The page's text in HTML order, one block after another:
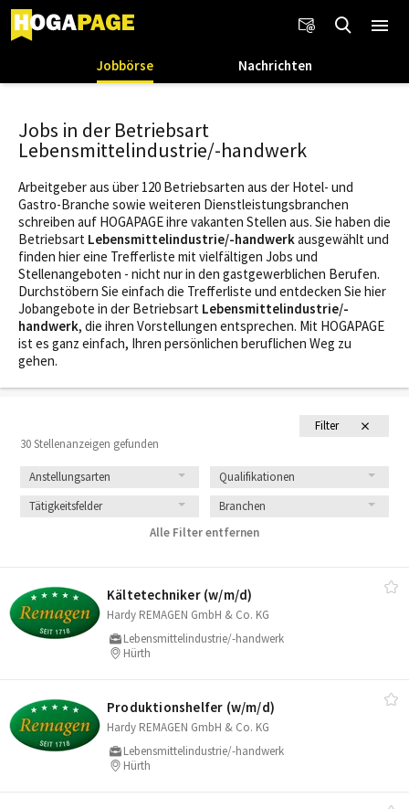
Jobbörse Nachrichten
Filter
30 Stellenanzeigen gefunden
Anstellungsarten
Qualifikationen
Tätigkeitsfelder
Branchen
Alle Filter entfernen
Kältetechniker (w/​m/​d)
Hardy REMAGEN GmbH & Co. KG
Lebensmittelindustrie/-handwerk
Hürth
Produktionshelfer (w/​m/​d)
Hardy REMAGEN GmbH & Co. KG
Lebensmittelindustrie/-handwerk
Hürth
Jobs in der Betriebsart
Lebensmittelindustrie/-handwerk
Arbeitgeber aus über 120 Betriebsarten aus der Hotel- und
Gastro-Branche sowie weiteren Dienstleistungsbranchen
schreiben auf HOGAPAGE ihre vakanten Stellen aus. Sie haben die
Betriebsart Lebensmittelindustrie/-handwerkausgewählt und
finden hier eine Trefferliste mit vielfältigen Jobs und
Stellenangeboten - nicht nur in den gastgewerblichen Berufen.
Durchstöbern Sie einfach die Trefferliste und entdecken Sie hier
Jobangebote in der Betriebsart Lebensmittelindustrie/-
handwerk, die ihren Vorstellungen entsprechen. Mit HOGAPAGE
ist es ganz einfach, Ihren persönlichen beruflichen Weg zu
gehen.